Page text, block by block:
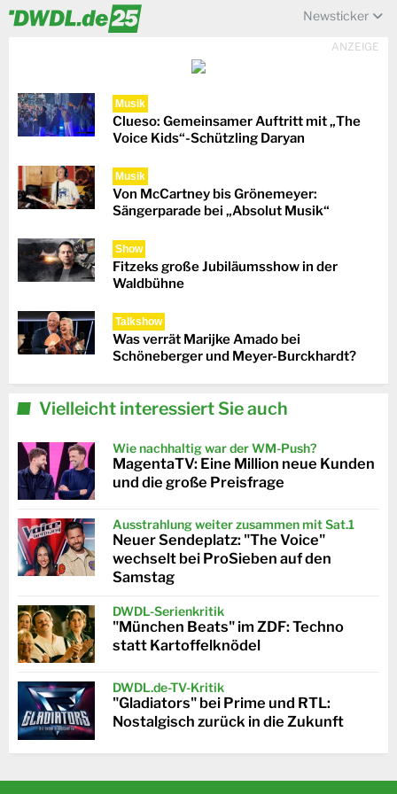
Newsticker
ANZEIGE
Musik
Clueso: Gemeinsamer Auftritt mit „The
Voice Kids“-Schützling Daryan
Musik
Von McCartney bis Grönemeyer:
Sängerparade bei „Absolut Musik“
Show
Fitzeks große Jubiläumsshow in der
Waldbühne
Talkshow
Was verrät Marijke Amado bei
Schöneberger und Meyer-Burckhardt?
Vielleicht interessiert Sie auch
Wie nachhaltig war der WM-Push?
MagentaTV: Eine Million neue Kunden
und die große Preisfrage
Ausstrahlung weiter zusammen mit Sat.1
Neuer Sendeplatz: "The Voice"
wechselt bei ProSieben auf den
Samstag
DWDL-Serienkritik
"München Beats" im ZDF: Techno
statt Kartoffelknödel
DWDL.de-TV-Kritik
"Gladiators" bei Prime und RTL:
Nostalgisch zurück in die Zukunft